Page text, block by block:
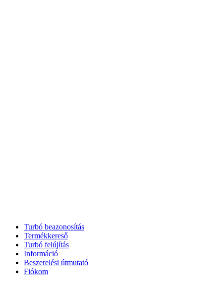
Turbó beazonosítás
Termékkereső
Turbó felújítás
Információ
Beszerelési útmutató
Fiókom